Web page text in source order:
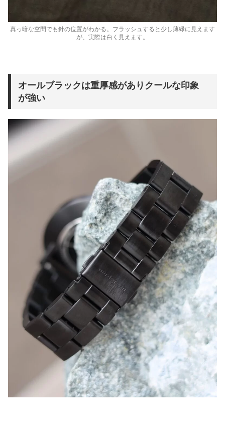
真っ暗な空間でも針の位置がわかる。フラッシュすると少し薄緑に見えます
が、実際は白く見えます。
オールブラックは重厚感がありクールな印象
が強い